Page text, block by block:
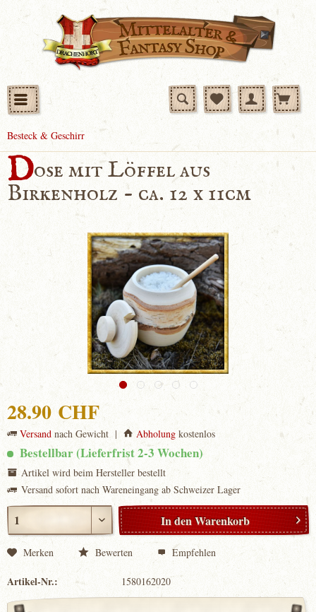
Besteck & Geschirr
Dose mit Löffel aus
Birkenholz - ca. 12 x 11cm
28.90 CHF
Versandnach Gewicht | Abholungkostenlos
Bestellbar (Lieferfrist 2-3 Wochen)
Artikel wird beim Hersteller bestellt
Versand sofort nach Wareneingang ab Schweizer Lager
In denWarenkorb
Merken Bewerten Empfehlen
Artikel-Nr.: 1580162020